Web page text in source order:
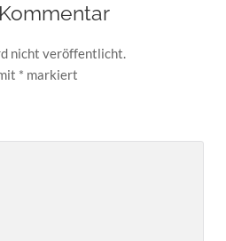
nicht veröffentlicht.
* markiert